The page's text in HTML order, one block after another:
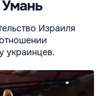
Израиля
украинцев.